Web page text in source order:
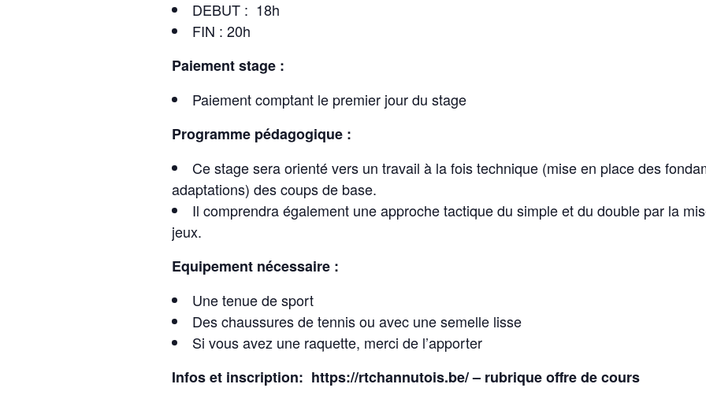
DEBUT : 18h
FIN : 20h
Paiement stage :
Paiement comptant le premier jour du stage
Programme pédagogique :
Ce stage sera orienté vers un travail à la fois technique (mise en place des
adaptations) des coups de base.
Il comprendra également une approche tactique du simple et du double par la
jeux.
Equipement nécessaire :
Une tenue de sport
Des chaussures de tennis ou avec une semelle lisse
Si vous avez une raquette, merci de l’apporter
Infos et inscription: https://rtchannutois.be/ – rubrique offre de cours